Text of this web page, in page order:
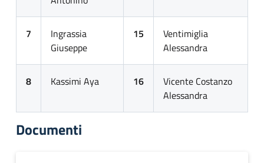
7
Ingrassia
Giuseppe
15
Ventimiglia
Alessandra
8 Kassimi Aya 16
Vicente Costanzo
Alessandra
Documenti